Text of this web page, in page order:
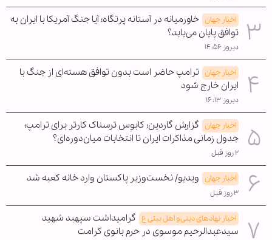
اخبار جهان خاورمیانه در آستانه پرتگاه؛ آیا جنگ آمریکا با ایران به
توافق پایان می‌یابد؟
دیروز ۱۴:۵۶
اخبار جهان ترامپ حاضر است بدون توافق هسته‌ای از جنگ با
ایران خارج شود
دیروز ۱۶:۱۳
اخبار جهان گزارش گاردین: کابوس ترسناک کارتر برای ترامپ؛
جدول زمانی مذاکرات ایران تا انتخابات میان‌دوره‌ای؟
۲ روز قبل
اخبار جهان ویدیو/ نخست‌وزیر پاکستان وارد خانه کعبه شد
۳ روز قبل
اخبار نهادهای دینی و اهل بیتی ع گرامیداشت سپهبد شهید
سیدعبدالرحیم موسوی در حرم بانوی کرامت